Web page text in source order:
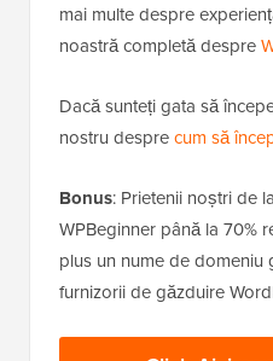
mai multe despre
noastră completă despre
Dacă sunteți gata să
nostru desprecum să
Bonus: Prietenii noștri de la
WPBeginner până la 70%
plus un nume de domeniu
furnizorii de găzduire